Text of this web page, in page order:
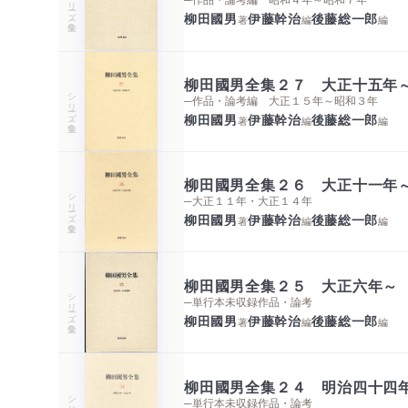
柳田國男著伊藤幹治編後藤総一郎編
シリーズ・全集
柳田國男全集２７ 大正十五年
─作品・論考編 大正１５年～昭和３年
柳田國男著伊藤幹治編後藤総一郎編
シリーズ・全集
柳田國男全集２６ 大正十一年
─大正１１年・大正１４年
柳田國男著伊藤幹治編後藤総一郎編
シリーズ・全集
柳田國男全集２５ 大正六年～
─単行本未収録作品・論考
柳田國男著伊藤幹治編後藤総一郎編
柳田國男全集２４ 明治四十四
─単行本未収録作品・論考